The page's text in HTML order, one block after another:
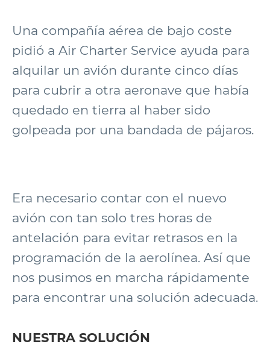
Una compañía aérea de bajo coste
pidió a Air Charter Service ayuda para
alquilar un avión durante cinco días
para cubrir a otra aeronave que había
quedado en tierra al haber sido
golpeada por una bandada de pájaros.
Era necesario contar con el nuevo
avión con tan solo tres horas de
antelación para evitar retrasos en la
programación de la aerolínea. Así que
nos pusimos en marcha rápidamente
para encontrar una solución adecuada.
NUESTRA SOLUCIÓN